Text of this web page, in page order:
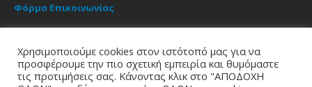
Φόρμα Επικοινωνίας
EmailFacebookYouTube
Χρησιμοποιούμε cookies στον ιστότοπό μας για να
προσφέρουμε την πιο σχετική εμπειρία και θυμόμαστε
τις προτιμήσεις σας. Κάνοντας κλικ στο "ΑΠΟΔΟΧΗ